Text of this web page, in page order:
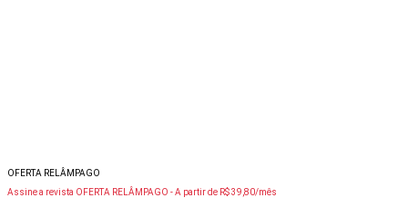
OFERTA RELÂMPAGO
Assine a revista OFERTA RELÂMPAGO -A partir de R$ 39,80/mês